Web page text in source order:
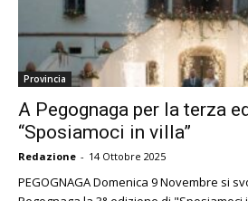
Provincia
A Pegognaga per la terza
“Sposiamoci in villa”
Redazione - 14 Ottobre 2025
PEGOGNAGA Domenica 9 Novembre si